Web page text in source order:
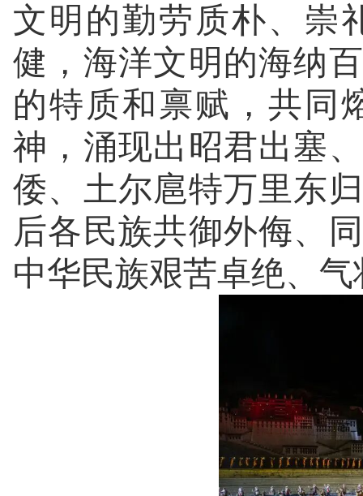
文明的勤劳质朴、崇
健，海洋文明的海纳
的特质和禀赋，共同
神，涌现出昭君出塞
倭、土尔扈特万里东
后各民族共御外侮、
中华民族艰苦卓绝、